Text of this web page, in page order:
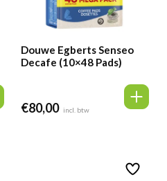
Douwe Egberts Senseo
Decafe (10×48 Pads)
€80,00 incl. btw